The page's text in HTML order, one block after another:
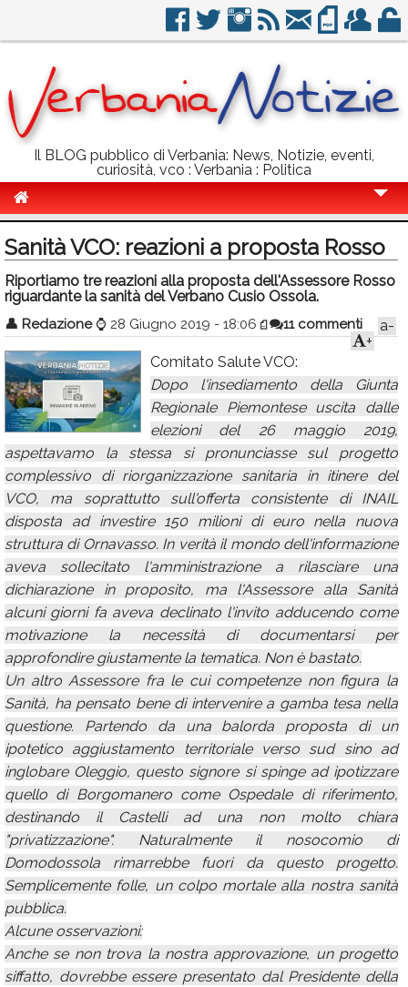
Il BLOG pubblico di Verbania: News, Notizie, eventi,
curiosità, vco : Verbania : Politica
Politica
Sport
Eventi
Info Utili
Rubriche
Calendario
Annunci
Sanità VCO: reazioni a proposta Rosso
Riportiamo tre reazioni alla proposta dell'Assessore Rosso
riguardante la sanità del Verbano Cusio Ossola.
👤 Redazione ⌚ 28 Giugno 2019 - 18:06 11 commenti
a-
+
Comitato Salute VCO:
Dopo l'insediamento della Giunta
Regionale Piemontese uscita dalle
elezioni del 26 maggio 2019,
aspettavamo la stessa si pronunciasse sul progetto
complessivo di riorganizzazione sanitaria in itinere del
VCO, ma soprattutto sull'offerta consistente di INAIL
disposta ad investire 150 milioni di euro nella nuova
struttura di Ornavasso. In verità il mondo dell'informazione
aveva sollecitato l'amministrazione a rilasciare una
dichiarazione in proposito, ma l'Assessore alla Sanità
alcuni giorni fa aveva declinato l'invito adducendo come
motivazione la necessità di documentarsi per
approfondire giustamente la tematica. Non è bastato.
Un altro Assessore fra le cui competenze non figura la
Sanità, ha pensato bene di intervenire a gamba tesa nella
questione. Partendo da una balorda proposta di un
ipotetico aggiustamento territoriale verso sud sino ad
inglobare Oleggio, questo signore si spinge ad ipotizzare
quello di Borgomanero come Ospedale di riferimento,
destinando il Castelli ad una non molto chiara
"privatizzazione". Naturalmente il nosocomio di
Domodossola rimarrebbe fuori da questo progetto.
Semplicemente folle, un colpo mortale alla nostra sanità
pubblica.
Alcune osservazioni:
Anche se non trova la nostra approvazione, un progetto
siffatto, dovrebbe essere presentato dal Presidente della